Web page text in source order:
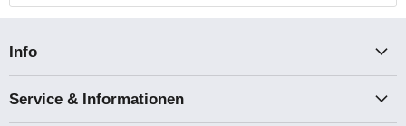
Info
Service & Informationen